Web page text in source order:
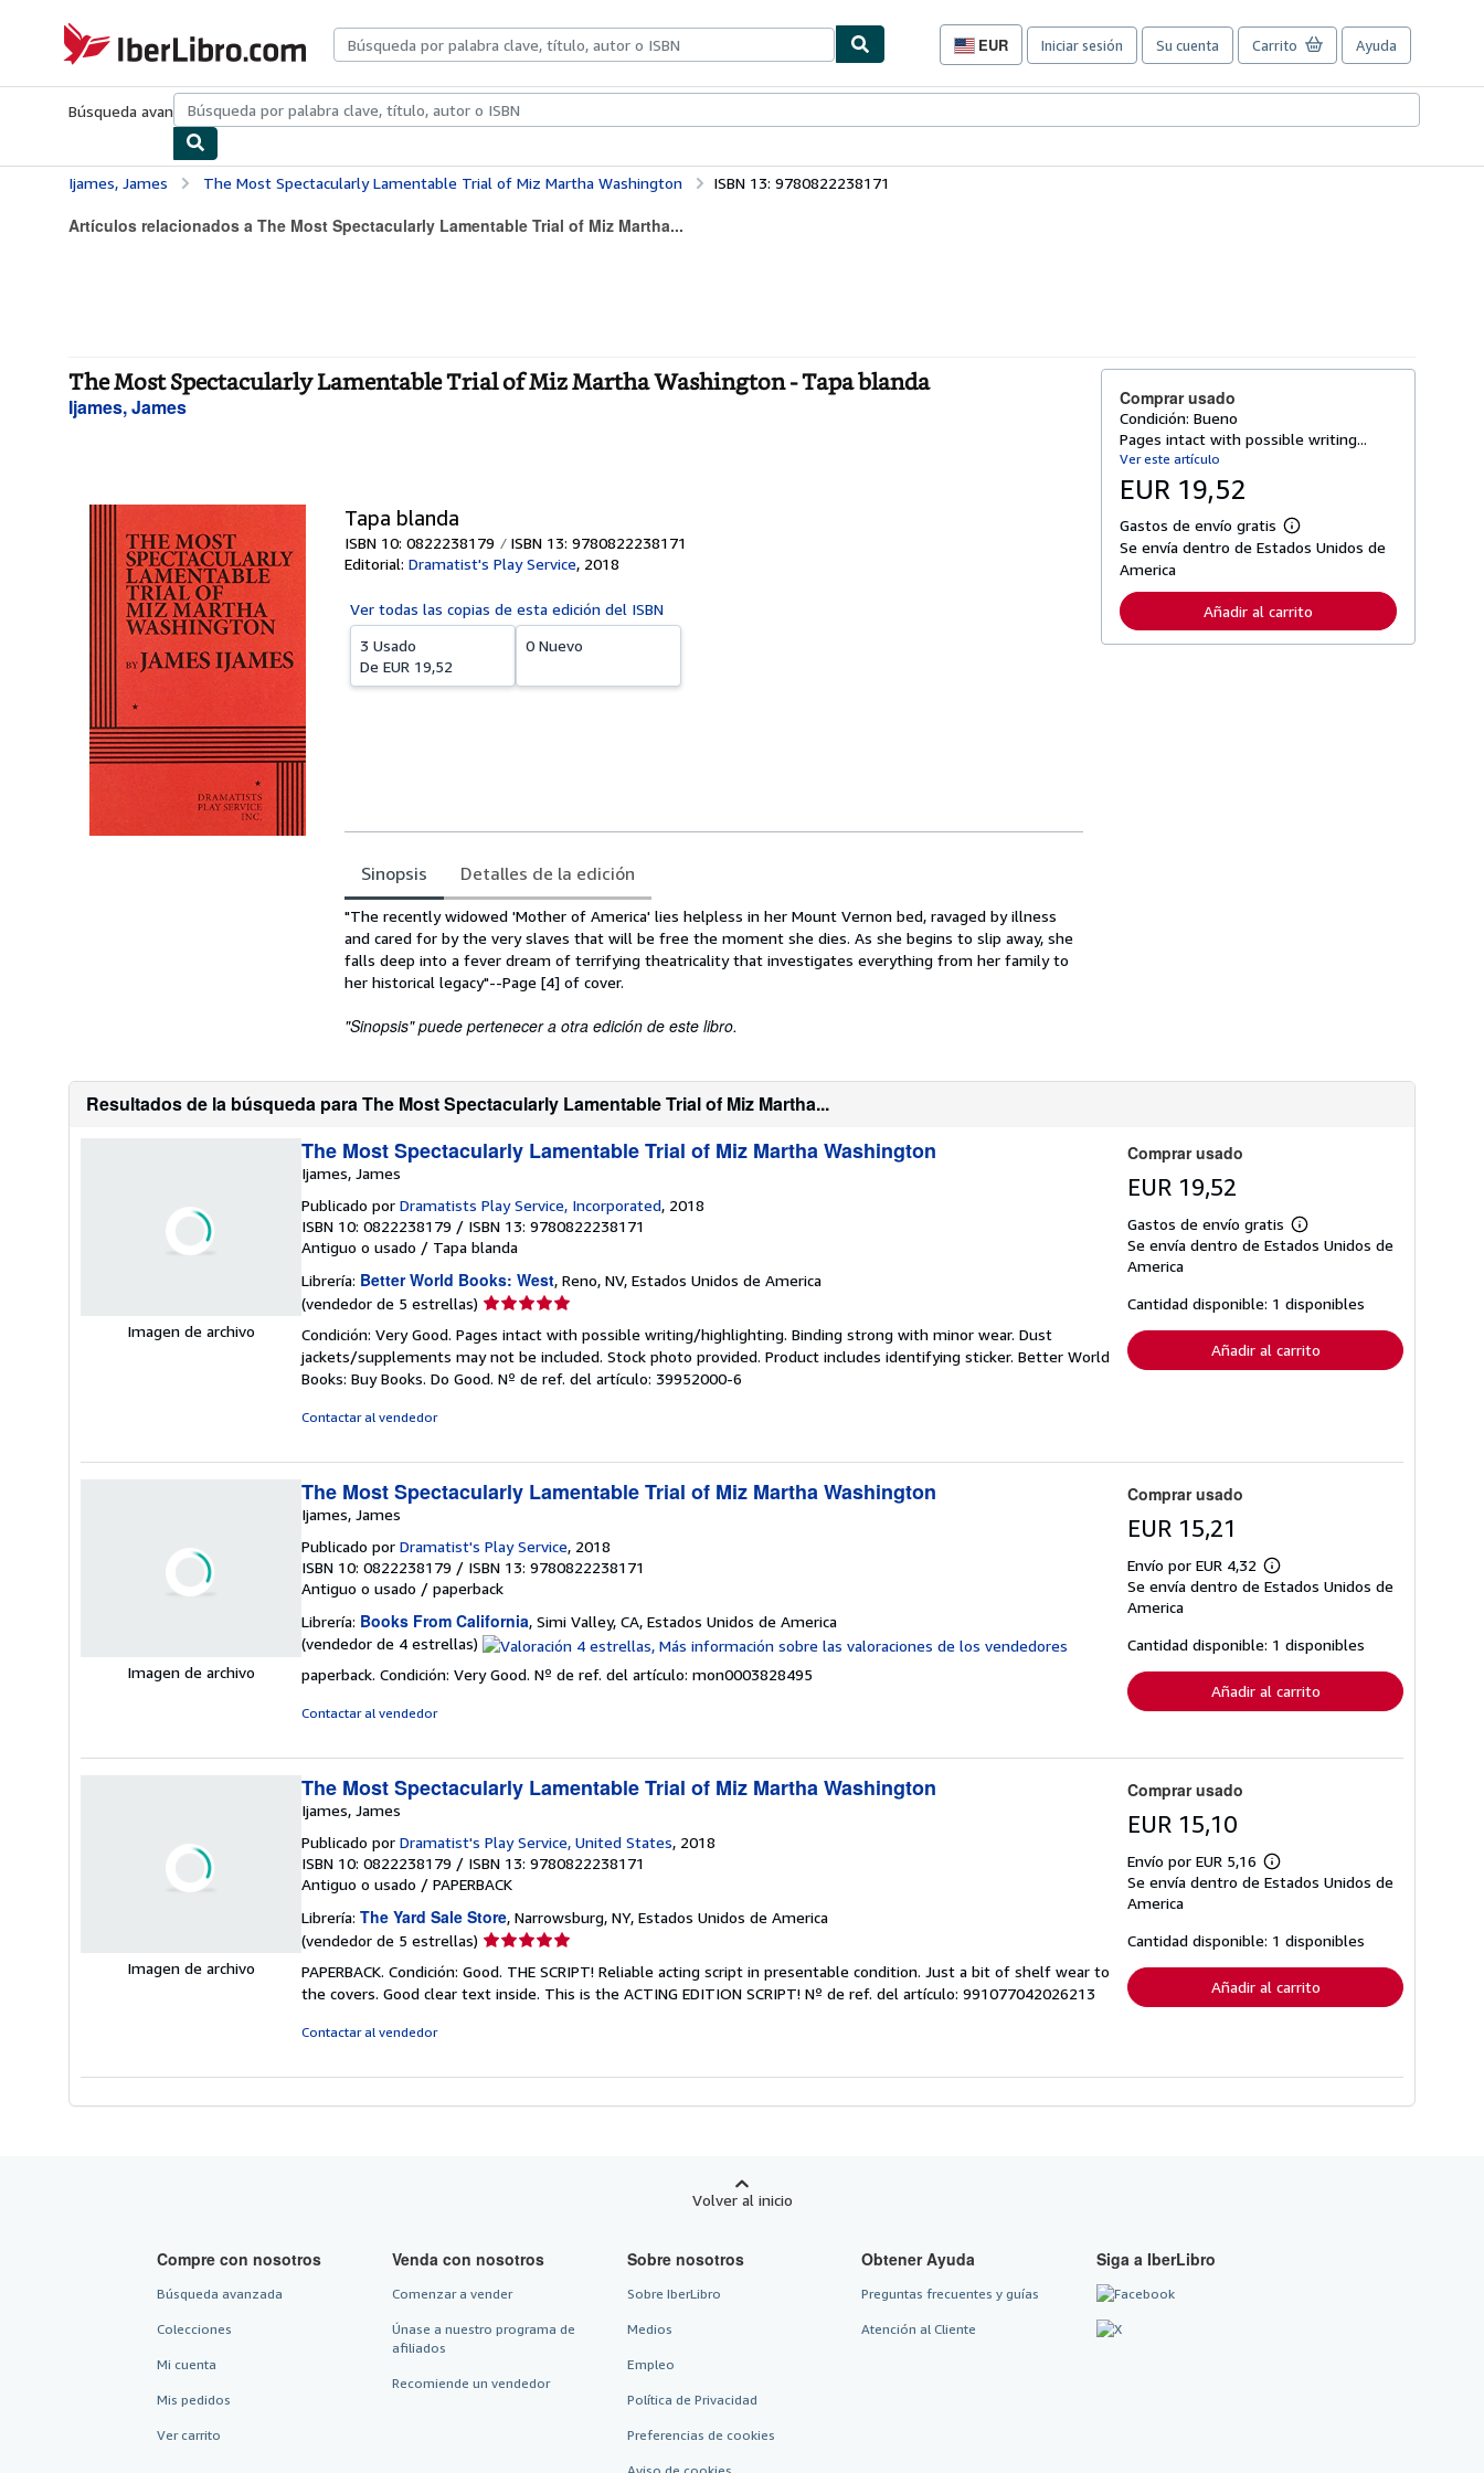
IberLibro.com
EUR
Preferencias
compra
sitio.
Iniciar sesión Su cuenta Carrito Ayuda
Búsqueda avanzadaColecciones Libros antiguosArte y coleccionismo
Ijames, James The Most Spectacularly Lamentable Trial of Miz Martha Washington ISBN 13: 9780822238171
Artículos relacionados a The Most Spectacularly Lamentable Trial of Miz Martha...
The Most Spectacularly Lamentable Trial of Miz Martha Washington - Tapa blanda
Ijames, James
Tapa blanda
ISBN 10: 0822238179
ISBN 13: 9780822238171
Editorial: Dramatist's Play Service, 2018
Ver todas las copias de esta edición del ISBN
3 Usado
De EUR 19,52
0 Nuevo
Sinopsis
Detalles de la edición
Sinopsis
"The recently widowed 'Mother of America' lies helpless in her Mount Vernon bed, ravaged by illness
and cared for by the very slaves that will be free the moment she dies. As she begins to slip away, she
falls deep into a fever dream of terrifying theatricality that investigates everything from her family to
her historical legacy"--Page [4] of cover.
"Sinopsis" puede pertenecer a otra edición de este libro.
Comprar usado
Condición: Bueno
Pages intact with possible writing...
Ver este artículo
EUR 19,52
Gastos de envío gratis
M
á
f
o
r
v
Se envía dentro de Estados Unidos de
America
Añadir al carrito
Resultados de la búsqueda para The Most Spectacularly Lamentable Trial of Miz Martha...
Imagen de archivo
The Most Spectacularly Lamentable Trial of Miz Martha Washington
Ijames, James
Publicado por Dramatists Play Service, Incorporated, 2018
ISBN 10: 0822238179 / ISBN 13: 9780822238171
Antiguo o usado / Tapa blanda
Librería: Better World Books: West, Reno, NV, Estados Unidos de America
(vendedor de 5 estrellas) Calificación
vendedor:
5
de
Condición: Very Good. Pages intact with possible writing/highlighting. Binding strong with minor wear. Dust
jackets/supplements may not be included. Stock photo provided. Product includes identifying sticker. Better World
Books: Buy Books. Do Good. Nº de ref. del artículo: 39952000-6
Contactar al vendedor
Comprar usado
EUR 19,52
Gastos de envío gratis
Más
información
tarifas
de
envío
Se envía dentro de Estados Unidos de
America
Cantidad disponible: 1 disponibles
Añadir al carrito
Imagen de archivo
The Most Spectacularly Lamentable Trial of Miz Martha Washington
Ijames, James
Publicado por Dramatist's Play Service, 2018
ISBN 10: 0822238179 / ISBN 13: 9780822238171
Antiguo o usado / paperback
Librería: Books From California, Simi Valley, CA, Estados Unidos de America
(vendedor de 4 estrellas) Calificación
vendedor:
paperback. Condición: Very Good. Nº de ref. del artículo: mon0003828495
Contactar al vendedor
Comprar usado
EUR 15,21
Envío por EUR 4,32
Más
información
tarifas
de
envío
Se envía dentro de Estados Unidos de
America
Cantidad disponible: 1 disponibles
Añadir al carrito
Imagen de archivo
The Most Spectacularly Lamentable Trial of Miz Martha Washington
Ijames, James
Publicado por Dramatist's Play Service, United States, 2018
ISBN 10: 0822238179 / ISBN 13: 9780822238171
Antiguo o usado / PAPERBACK
Librería: The Yard Sale Store, Narrowsburg, NY, Estados Unidos de America
(vendedor de 5 estrellas) Calificación
vendedor:
5
PAPERBACK. Condición: Good. THE SCRIPT! Reliable acting script in presentable condition. Just a bit of shelf wear to
the covers. Good clear text inside. This is the ACTING EDITION SCRIPT! Nº de ref. del artículo: 991077042026213
Contactar al vendedor
Comprar usado
EUR 15,10
Envío por EUR 5,16
Más
información
tarifas
de
envío
Se envía dentro de Estados Unidos de
America
Cantidad disponible: 1 disponibles
Añadir al carrito
Volver al inicio
Compre con nosotros
Búsqueda avanzada
Colecciones
Mi cuenta
Mis pedidos
Ver carrito
Venda con nosotros
Comenzar a vender
Únase a nuestro programa de
afiliados
Recomiende un vendedor
Sobre nosotros
Sobre IberLibro
Medios
Empleo
Política de Privacidad
Preferencias de cookies
Obtener Ayuda
Preguntas frecuentes y guías
Atención al Cliente
Siga a IberLibro